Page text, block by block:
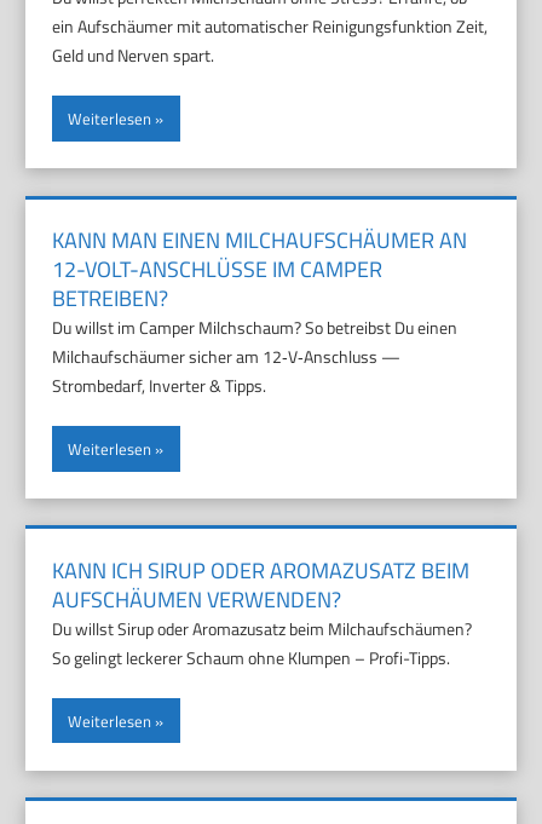
ein Aufschäumer mit automatischer Reinigungsfunktion Zeit,
Geld und Nerven spart.
Weiterlesen
KANN MAN EINEN MILCHAUFSCHÄUMER AN
12-VOLT-ANSCHLÜSSE IM CAMPER
BETREIBEN?
Du willst im Camper Milchschaum? So betreibst Du einen
Milchaufschäumer sicher am 12‑V‑Anschluss —
Strombedarf, Inverter & Tipps.
Weiterlesen
KANN ICH SIRUP ODER AROMAZUSATZ BEIM
AUFSCHÄUMEN VERWENDEN?
Du willst Sirup oder Aromazusatz beim Milchaufschäumen?
So gelingt leckerer Schaum ohne Klumpen – Profi-Tipps.
Weiterlesen